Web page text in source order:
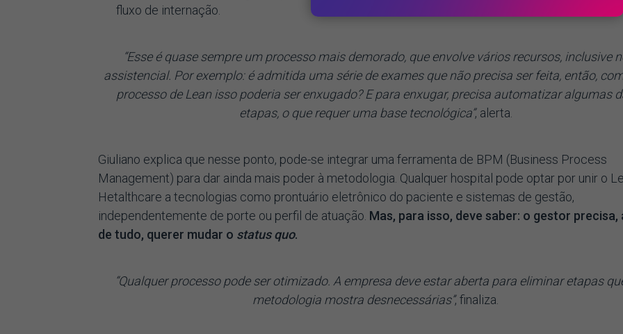
fluxo de internação.
“Esse é quase sempre um processo mais demorado, que envolve vários recursos, inclusive
assistencial. Por exemplo: é admitida uma série de exames que não precisa ser feita, então,
processo de Lean isso poderia ser enxugado? E para enxugar, precisa automatizar algumas
etapas, o que requer uma base tecnológica”, alerta.
Giuliano explica que nesse ponto, pode-se integrar uma ferramenta de BPM (Business Process
Management) para dar ainda mais poder à metodologia. Qualquer hospital pode optar por unir o
Hetalthcare a tecnologias como prontuário eletrônico do paciente e sistemas de gestão,
independentemente de porte ou perfil de atuação. Mas, para isso, deve saber: o gestor precisa,
de tudo, querer mudar o status quo.
“Qualquer processo pode ser otimizado. A empresa deve estar aberta para eliminar etapas
metodologia mostra desnecessárias’’, finaliza.